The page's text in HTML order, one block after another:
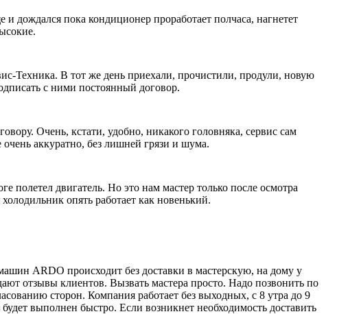
дождался пока кондиционер проработает полчаса, нагнетет
Техника. В тот же день приехали, прочистили, продули, новую
с ними постоянный договор.
Очень, кстати, удобно, никакого головняка, сервис сам
аккуратно, без лишней грязи и шума.
полетел двигатель. Но это нам мастер только после осмотра
опять работает как новенький.
ARDO происходит без доставки в мастерскую, на дому у
отзывы клиентов. Вызвать мастера просто. Надо позвонить по
сторон. Компания работает без выходных, с 8 утра до 9
выполнен быстро. Если возникнет необходимость доставить